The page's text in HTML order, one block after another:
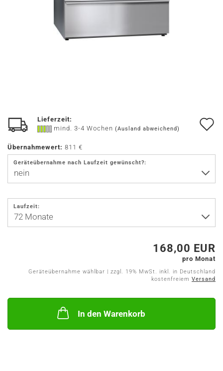
Lieferzeit:
mind. 3-4 Wochen (Ausland abweichend)
Übernahmewert: 811 €
Geräteübernahme nach Laufzeit gewünscht?:
Laufzeit:
168,00 EUR
pro Monat
Geräteübernahme wählbar | zzgl. 19% MwSt. inkl. in Deutschland
kostenfreiem Versand
In den Warenkorb